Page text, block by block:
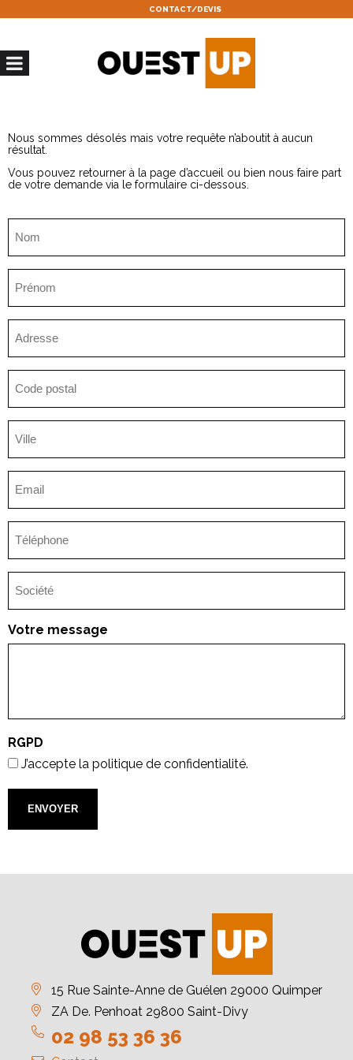
CONTACT/DEVIS
Nous sommes désolés mais votre requête n’aboutit à aucun
résultat.
Vous pouvez retourner à la page d’accueil
ou bien nous faire part
de votre demande via le formulaire ci-dessous.
(Nécessaire)
(Nécessaire)
postal
(Nécessaire)
mail
(Nécessaire)
(Nécessaire)
Votre message
RGPD
J’accepte la politique de confidentialité.
15 Rue Sainte-Anne de Guélen 29000 Quimper
ZA De. Penhoat 29800 Saint-Divy
02 98 53 36 36